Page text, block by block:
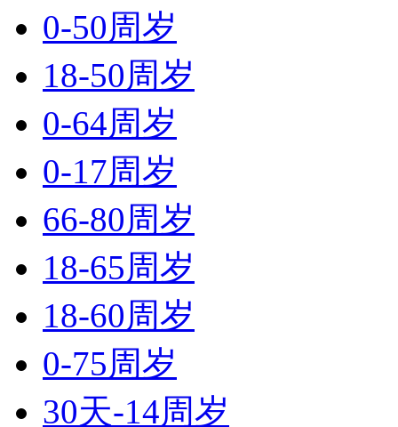
0-50周岁
18-50周岁
0-64周岁
0-17周岁
66-80周岁
18-65周岁
18-60周岁
0-75周岁
30天-14周岁